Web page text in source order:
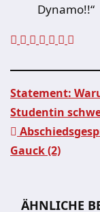
Dynamo!!“
Statement:
Studentin
Gauck (2)
ÄHNLICHE